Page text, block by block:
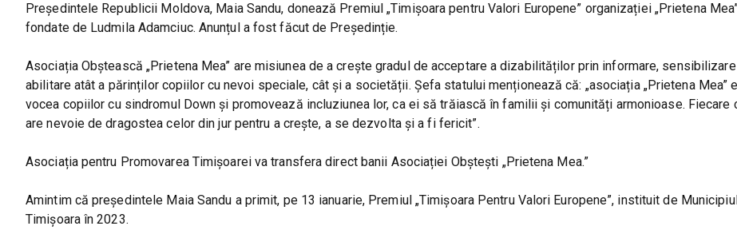
Președintele Republicii Moldova, Maia Sandu, donează Premiul „Timișoara pentru Valori Europene” organizației „Prietena
fondate de Ludmila Adamciuc. Anunțul a fost făcut de Președinție.
Asociația Obștească „Prietena Mea” are misiunea de a crește gradul de acceptare a dizabilităților prin informare,
abilitare atât a părinților copiilor cu nevoi speciale, cât și a societății. Șefa statului menționează că: „asociația „Prietena Mea”
vocea copiilor cu sindromul Down și promovează incluziunea lor, ca ei să trăiască în familii și comunități armonioase. Fiecare
are nevoie de dragostea celor din jur pentru a crește, a se dezvolta și a fi fericit”.
Asociația pentru Promovarea Timișoarei va transfera direct banii Asociației Obștești „Prietena Mea.”
Amintim că președintele Maia Sandu a primit, pe 13 ianuarie, Premiul „Timişoara Pentru Valori Europene”, instituit de
Timișoara în 2023.